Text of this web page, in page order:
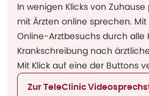
In wenigen Klicks von
mit Ärzten online sprechen.
Online-Arztbesuchs durch alle
Krankschreibung nach
Mit Klick auf eine der Buttons
Zur TeleClinic